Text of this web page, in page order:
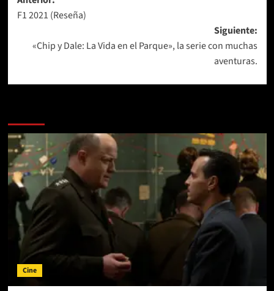
de
entradas
F1 2021 (Reseña)
Siguiente:
«Chip y Dale: La Vida en el Parque», la serie con muchas
aventuras.
Cine